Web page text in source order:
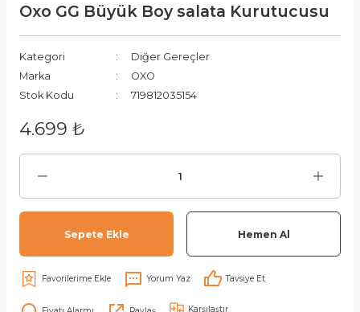
Oxo GG Büyük Boy salata Kurutucusu
Kategori
Diğer Gereçler
Marka
OXO
Stok Kodu
719812035154
4.699 ₺
Sepete Ekle Hemen Al
Yorum Yaz Tavsiye Et
Karşılaştır